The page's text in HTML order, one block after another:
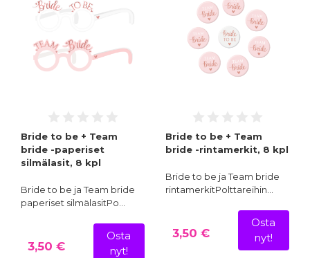
Bride to be + Team
bride -paperiset
silmälasit, 8 kpl
Bride to be ja Team bride
paperiset silmälasitPo…
3,50 €
Osta
nyt!
Bride to be + Team
bride -rintamerkit, 8 kpl
Bride to be ja Team bride
rintamerkitPolttareihin…
3,50 €
Osta
nyt!